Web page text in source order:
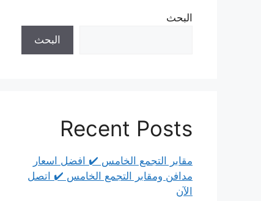
البحث
البحث
Recent Posts
مقابر التجمع الخامس ✔️ افضل اسعار
مدافن ومقابر التجمع الخامس ✔️ اتصل
الآن